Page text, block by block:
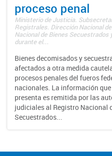
proceso penal
Ministerio de Justicia.
Registrales. Dirección Nacional
Nacional de Bienes Secuestrados
durante el...
Bienes decomisados y
afectados a otra medida
procesos penales del fueros
nacionales. La información
presenta es remitida por las
judiciales al Registro Nacional
Secuestrados...